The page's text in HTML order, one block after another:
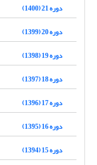
دوره 21 (1400)
دوره 20 (1399)
دوره 19 (1398)
دوره 18 (1397)
دوره 17 (1396)
دوره 16 (1395)
دوره 15 (1394)